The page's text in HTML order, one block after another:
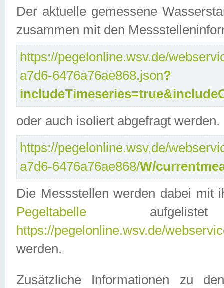
Der aktuelle gemessene
zusammen mit den
https://pegelonline.wsv.de/
a7d6-6476a76ae868.json?
oder auch isoliert abgefragt werden.
https://pegelonline.wsv.de/
a7d6-6476a76ae868/W/
Die Messstellen werden dabei mit
Pegeltabelle
https://pegelonline.wsv.de/
werden.
Zusätzliche Informationen zu